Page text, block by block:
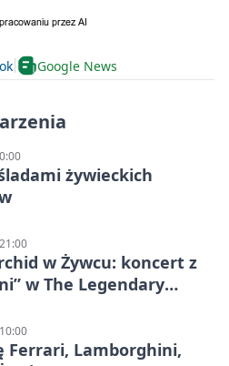
Google News
żywieckich
w Żywcu: koncert z
w The Legendary
Ferrari, Lamborghini,